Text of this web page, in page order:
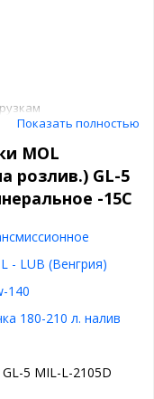
140
и грузовых
управления.
максимум 3 года) и
оборудования, а
необходимо
Показать полностью
MOL
розлив.) GL-5
-15С
- LUB (Венгрия)
140
180-210 л. налив
GL-5 MIL-L-2105D